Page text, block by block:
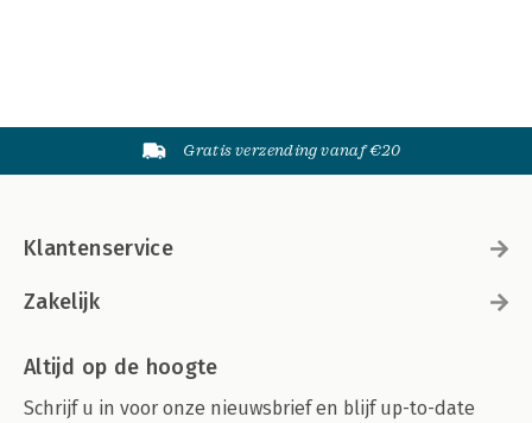
Gratis verzending vanaf €20
Klantenservice
Zakelijk
Altijd op de hoogte
Schrijf u in voor onze nieuwsbrief en blijf up-to-date